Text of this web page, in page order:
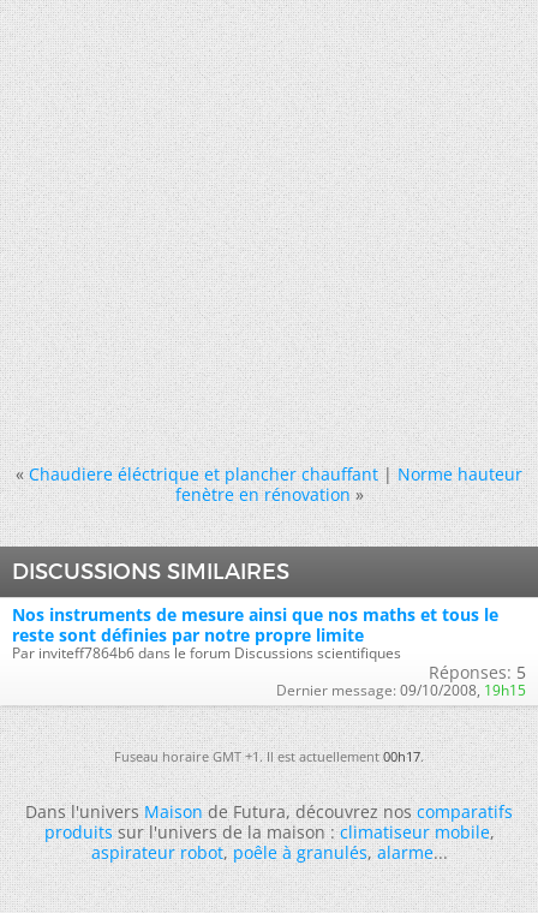
« Chaudiere éléctrique et plancher chauffant|Norme hauteur
fenètre en rénovation »
DISCUSSIONS SIMILAIRES
Nos instruments de mesure ainsi que nos maths et tous le
reste sont définies par notre propre limite
Par inviteff7864b6 dans le forum Discussions scientifiques
Réponses: 5
Dernier message: 09/10/2008, 19h15
Fuseau horaire GMT +1. Il est actuellement00h17.
Dans l'universMaisonde Futura, découvrez noscomparatifs
produitssur l'univers de la maison :climatiseur mobile,
aspirateur robot,poêle à granulés,alarme...